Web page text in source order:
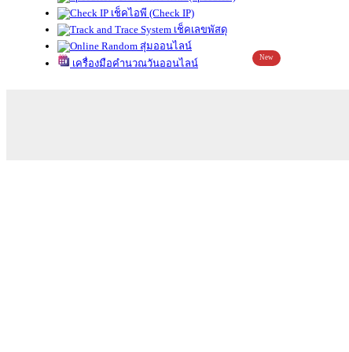
เช็คไอพี (Check IP)
เช็คเลขพัสดุ
สุ่มออนไลน์
เครื่องมือคำนวณวันออนไลน์
New